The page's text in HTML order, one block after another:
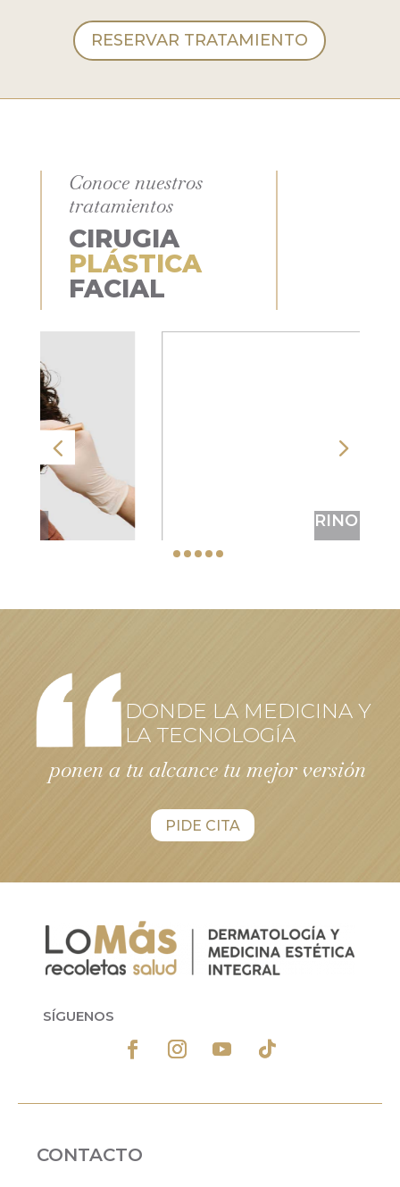
RESERVAR TRATAMIENTO
Conoce nuestros
tratamientos
CIRUGIA
PLÁSTICA
FACIAL
RINOPLASTIA
DONDE LA MEDICINA Y
LA TECNOLOGÍA
ponen a tu alcance tu mejor versión
PIDE CITA
SÍGUENOS
CONTACTO